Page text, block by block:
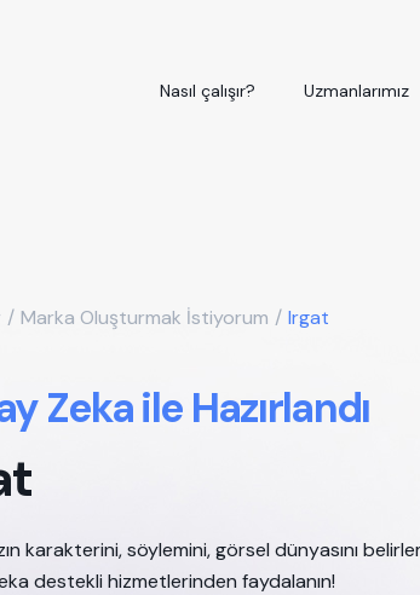
Nasıl çalışır? Uzmanlarımız
/ Marka Oluşturmak İstiyorum / Irgat
Zeka ile Hazırlandı
karakterini, söylemini, görsel dünyasını
destekli hizmetlerinden faydalanın!